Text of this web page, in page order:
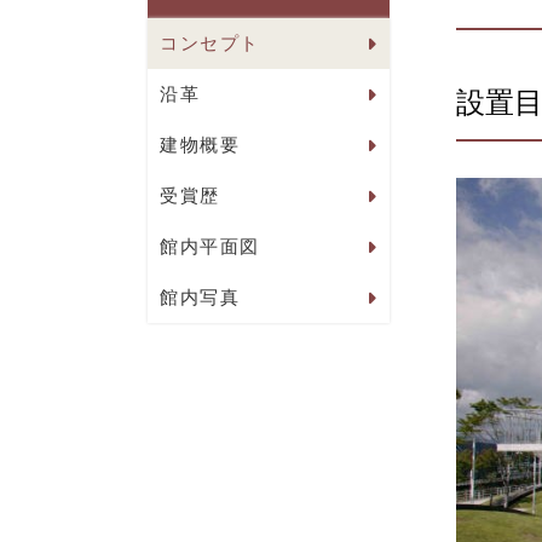
コンセプト
沿革
建物概要
受賞歴
館内平面図
館内写真
設置